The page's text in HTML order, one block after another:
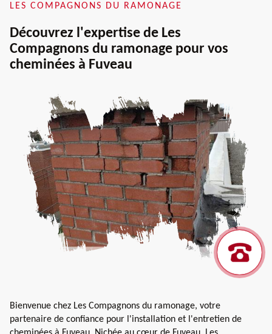
LES COMPAGNONS DU RAMONAGE
Découvrez l'expertise de Les
Compagnons du ramonage pour vos
cheminées à Fuveau
Bienvenue chez Les Compagnons du ramonage, votre
partenaire de confiance pour l'installation et l'entretien de